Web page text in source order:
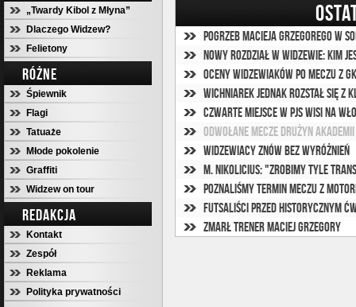
„Twardy Kibol z Młyna”
Dlaczego Widzew?
Felietony
RÓŻNE
Śpiewnik
Flagi
Tatuaże
Młode pokolenie
Graffiti
Widzew on tour
REDAKCJA
Kontakt
Zespół
Reklama
Polityka prywatności
Pogrzeb Macieja Grzegorego w
Nowy rozdział w Widzewie: Kim
Oceny widzewiaków po meczu z
Wichniarek jednak rozstał się z
Czwarte miejsce w PJS wisi na
Odwołane mecze drużyn
Widzewiacy znów bez wyróżnień
Poznaliśmy termin meczu z
Futsaliści przed historycznym
Zmarł trener Maciej Grzegory